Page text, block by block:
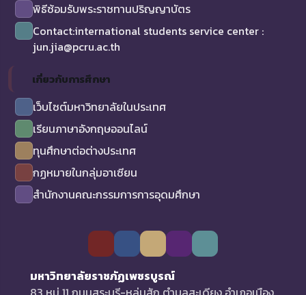
พิธีซ้อมรับพระราชทานปริญญาบัตร
Contact:international students service center :
jun.jia@pcru.ac.th
เกี่ยวกับการศึกษา
เว็บไซต์มหาวิทยาลัยในประเทศ
เรียนภาษาอังกฤษออนไลน์
ทุนศึกษาต่อต่างประเทศ
กฏหมายในกลุ่มอาเซียน
สำนักงานคณะกรรมการการอุดมศึกษา
มหาวิทยาลัยราชภัฏเพชรบูรณ์